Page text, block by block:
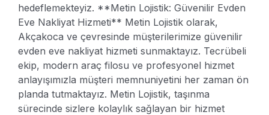
hedeflemekteyiz. **Metin Lojistik: Güvenilir Evden
Eve Nakliyat Hizmeti** Metin Lojistik olarak,
Akçakoca ve çevresinde müşterilerimize güvenilir
evden eve nakliyat hizmeti sunmaktayız. Tecrübeli
ekip, modern araç filosu ve profesyonel hizmet
anlayışımızla müşteri memnuniyetini her zaman ön
planda tutmaktayız. Metin Lojistik, taşınma
sürecinde sizlere kolaylık sağlayan bir hizmet